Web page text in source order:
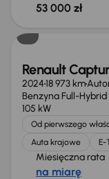
53 000 zł
Taniej o 2 000 zł
Renault
202418 973 km
Benzyna Full-
105 kW
Od pierwszego
Auta krajowe
E-
Miesięczna rata
na miarę